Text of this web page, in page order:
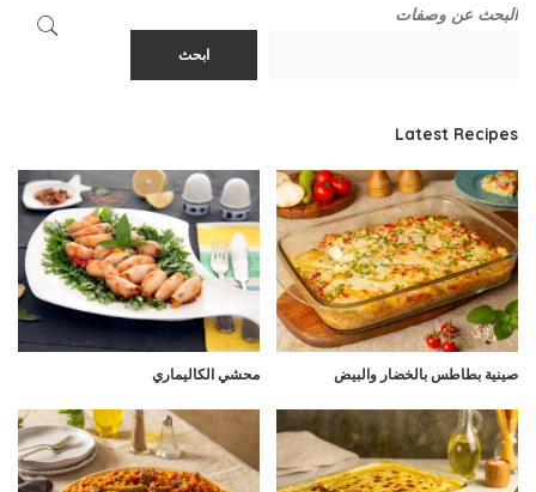
البحث عن وصفات
ابحث
Latest Recipes
صينية بطاطس بالخضار والبيض محشي الكاليماري